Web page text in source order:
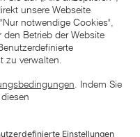
von uns in den letzten 30
Aktion verlangte Preis
dieser Website sind die
zu verstehen